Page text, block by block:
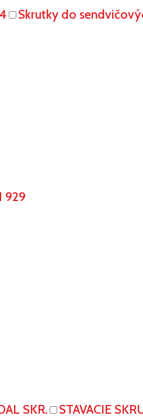
Skrutky do
929
SKR.
STAVACIE